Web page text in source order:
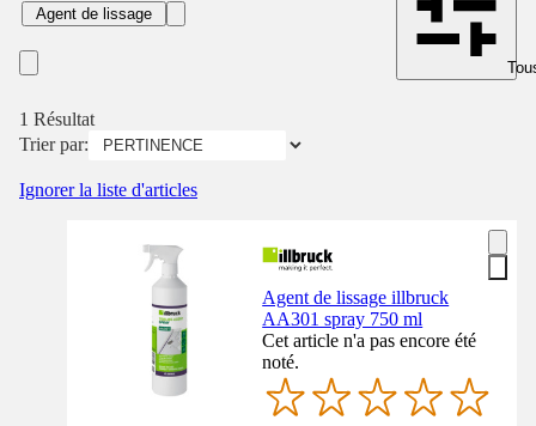
Agent de lissage
1 Résultat
Trier par:
Ignorer la liste d'articles
Agent de lissage illbruck
AA301 spray 750 ml
Cet article n'a pas encore été
noté.